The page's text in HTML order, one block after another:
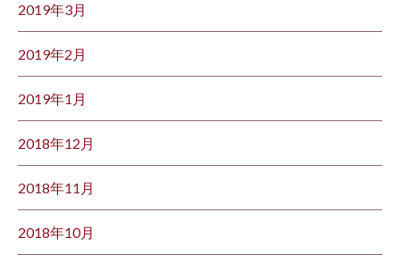
2019年3月
2019年2月
2019年1月
2018年12月
2018年11月
2018年10月